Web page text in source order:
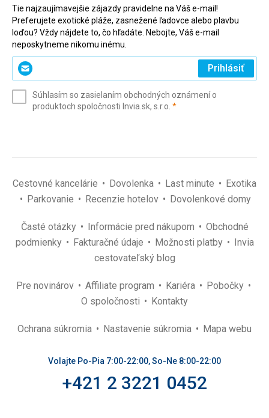
Tie najzaujímavejšie zájazdy pravidelne na Váš e-mail!
Preferujete exotické pláže, zasnežené ľadovce alebo plavbu
loďou? Vždy nájdete to, čo hľadáte. Nebojte, Váš e-mail
neposkytneme nikomu inému.
Zadajte
svoj
(povinné)
Prihlásiť
Súhlasím so zasielaním obchodných oznámení o
produktoch spoločnosti Invia.sk, s.r.o. *(povinné)
Cestovné kancelárie Dovolenka Last minute
Exotika
Parkovanie
Recenzie hotelov Dovolenkové domy
Časté otázky Informácie pred nákupom
Obchodné
podmienky
Fakturačné údaje Možnosti platby
Invia
cestovateľský blog
Pre novinárov Affiliate program Kariéra
Pobočky
O spoločnosti
Kontakty
Ochrana súkromia Nastavenie súkromia Mapa webu
Volajte Po-Pia 7:00-22:00, So-Ne 8:00-22:00
+421 2 3221 0452